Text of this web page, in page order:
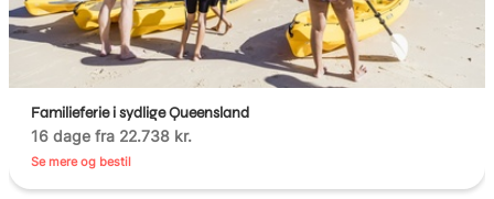
Familieferie i sydlige Queensland
16 dage fra 22.738 kr.
Se mere og bestil